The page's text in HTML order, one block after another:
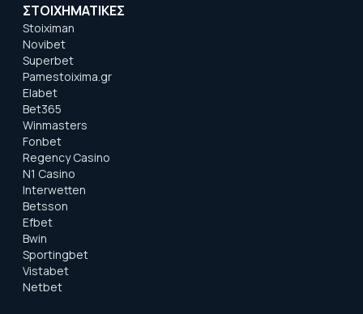
ΣΤΟΙΧΗΜΑΤΙΚΕΣ
Stoiximan
Novibet
Superbet
Pamestoixima.gr
Elabet
Bet365
Winmasters
Fonbet
Regency Casino
N1 Casino
Interwetten
Betsson
Efbet
Bwin
Sportingbet
Vistabet
Netbet